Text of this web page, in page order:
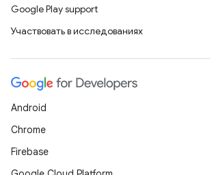
Google Play support
Участвовать в исследованиях
Android
Chrome
Firebase